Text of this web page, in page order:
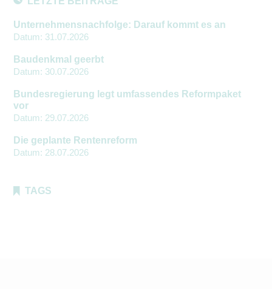
Unternehmensnachfolge: Darauf kommt es an
Datum: 31.07.2026
Baudenkmal geerbt
Datum: 30.07.2026
Bundesregierung legt umfassendes Reformpaket
vor
Datum: 29.07.2026
Die geplante Rentenreform
Datum: 28.07.2026
TAGS